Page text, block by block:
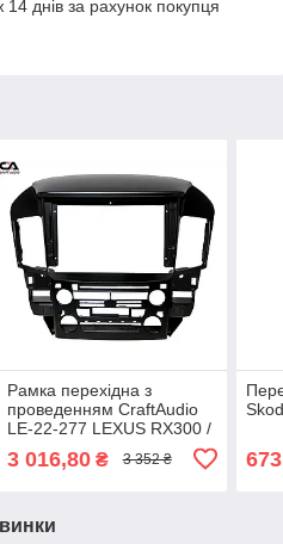
днів за рахунок покупця
Рамка перехідна з
проведенням CraftAudio
LE-22-277 LEXUS RX300 /
3 016,80₴ 3 352 ₴